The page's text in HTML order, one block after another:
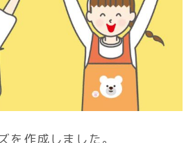
を作成しました。